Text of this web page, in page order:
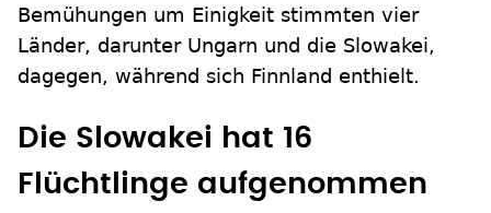
Bemühungen um Einigkeit stimmten vier
Länder, darunter Ungarn und die Slowakei,
dagegen, während sich Finnland enthielt.
Die Slowakei hat 16
Flüchtlinge aufgenommen